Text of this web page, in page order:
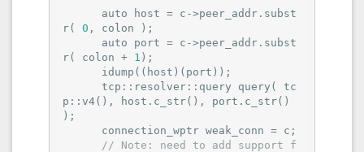
r( 0 , colon );
r( colon + 1 );
p::v4(), host.c_str(), port.c_str()
);
// Note:
need to add support f